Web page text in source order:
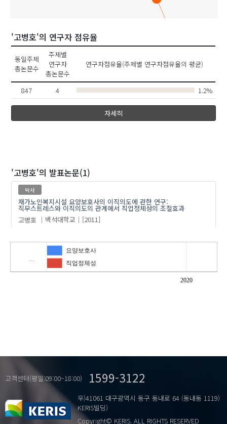
공동연구
'고병호'의 연구자 점유율
동일주제
총논문수
주제별
연구자
총논문수
연구자점유율(주제별 연구자점유율의 평균)
847 4 1.2%
자세히
'고병호'의 발표논문(1)
박사
재가노인복지시설 요양보호사의 이직의도에 관한 연구:
직무스트레스와 이직의도의 관계에서 직업정체성의 조절효과
고병호
백석대학교 [2011]
…
2020
요양보호사
직업정체성
고객센터(평일:09:00~18:00) 1599-3122
우)41061 대구광역시 동구 동내로 64 (동내동 1119)
KERIS빌딩)
Copyright© KERIS. ALL RIGHTS RESERVED